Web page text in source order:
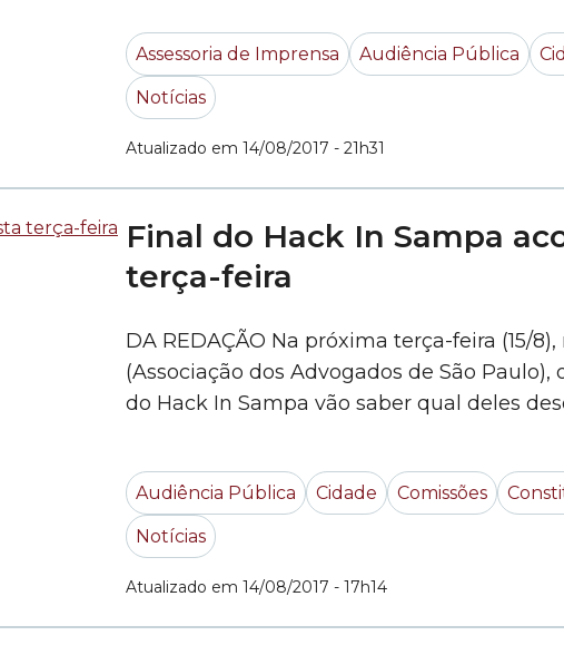
Assessoria de Imprensa Audiência Pública
Notícias
Atualizado em 14/08/2017 - 21h31
Final do Hack In Sampa
terça-feira
DA REDAÇÃO Na próxima terça-feira (15/
(Associação dos Advogados de São
do Hack In Sampa vão saber qual deles
papel nos dias 3 e 4 de junho.
administradores passaram... »
Audiência Pública Cidade Comissões
Notícias
Atualizado em 14/08/2017 - 17h14